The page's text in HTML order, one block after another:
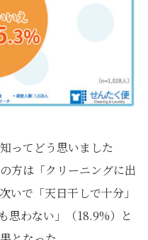
ってどう思いました
方は「クリーニングに出
いで「天日干しで十分」
思わない」（18.9%）と